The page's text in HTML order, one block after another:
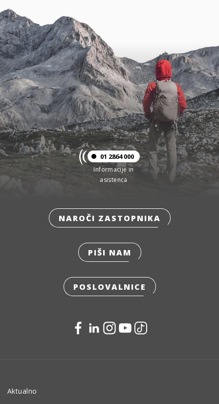
01 2864 000
Informacije in
asistenca
NAROČI ZASTOPNIKA
PIŠI NAM
POSLOVALNICE
Aktualno